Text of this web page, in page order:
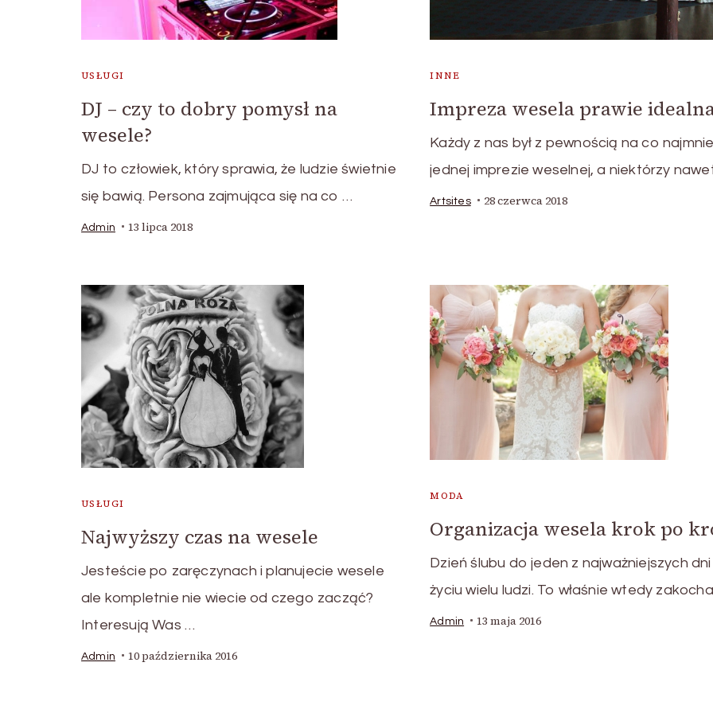
USŁUGI
DJ – czy to dobry pomysł na
wesele?
DJ to człowiek, który sprawia, że ludzie świetnie
się bawią. Persona zajmująca się na co …
Admin 13 lipca 2018
INNE
Impreza wesela prawie
Każdy z nas był z pewnością na co
jednej imprezie weselnej, a niektórzy
Artsites 28 czerwca 2018
USŁUGI
Najwyższy czas na wesele
Jesteście po zaręczynach i planujecie wesele
ale kompletnie nie wiecie od czego zacząć?
Interesują Was …
Admin 10 października 2016
MODA
Organizacja wesela krok po
Dzień ślubu do jeden z najważniejszych dni
życiu wielu ludzi. To właśnie wtedy
Admin 13 maja 2016